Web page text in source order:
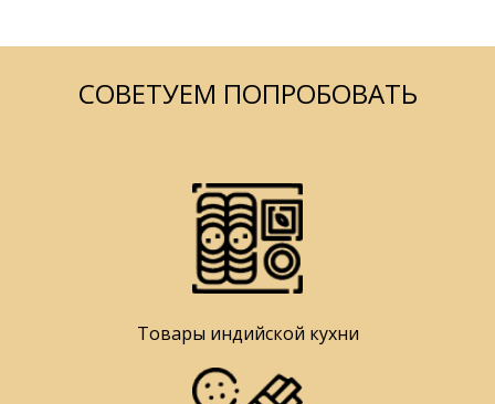
СОВЕТУЕМ ПОПРОБОВАТЬ
Товары индийской кухни